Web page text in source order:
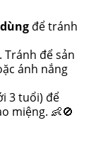
để tránh
để sản
ánh nắng
3 tuổi) để
miệng. 👶🚫